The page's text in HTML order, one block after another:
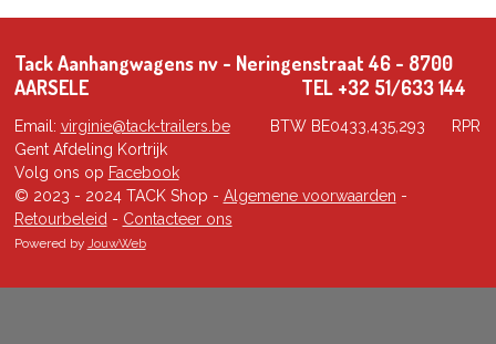
Tack Aanhangwagens nv - Neringenstraat 46 - 8700
AARSELE TEL +32 51/633 144
Email: virginie@tack-trailers.beBTW BE0433,435,293 RPR
Gent Afdeling Kortrijk
Volg ons op Facebook
© 2023 - 2024 TACK Shop - Algemene voorwaarden -
Retourbeleid - Contacteer ons
Powered by JouwWeb